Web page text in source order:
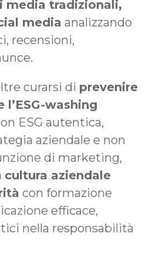
media tradizionali,
media analizzando
recensioni,
curarsi di prevenire
washing
ESG autentica,
aziendale e non
di marketing,
cultura aziendale
con formazione
efficace,
nella responsabilità